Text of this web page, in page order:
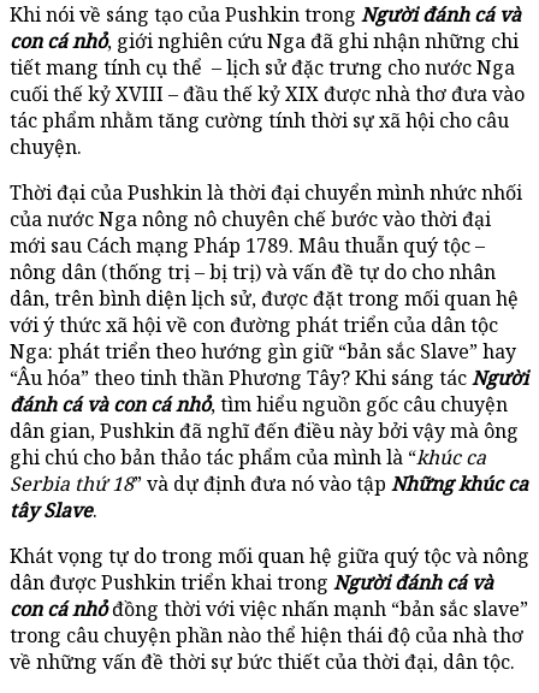
Khi nói về sáng tạo của Pushkin trong Người đánh cá và
con cá nhỏ, giới nghiên cứu Nga đã ghi nhận những chi
tiết mang tính cụ thể – lịch sử đặc trưng cho nước Nga
cuối thế kỷ XVIII – đầu thế kỷ XIX được nhà thơ đưa vào
tác phẩm nhằm tăng cường tính thời sự xã hội cho câu
chuyện.
Thời đại của Pushkin là thời đại chuyển mình nhức nhối
của nước Nga nông nô chuyên chế bước vào thời đại
mới sau Cách mạng Pháp 1789. Mâu thuẫn quý tộc –
nông dân (thống trị – bị trị) và vấn đề tự do cho nhân
dân, trên bình diện lịch sử, được đặt trong mối quan hệ
với ý thức xã hội về con đường phát triển của dân tộc
Nga: phát triển theo hướng gìn giữ “bản sắc Slave” hay
“Âu hóa” theo tinh thần Phương Tây? Khi sáng tácNgười
đánh cá và con cá nhỏ, tìm hiểu nguồn gốc câu chuyện
dân gian, Pushkin đã nghĩ đến điều này bởi vậy mà ông
ghi chú cho bản thảo tác phẩm của mình là “khúc ca
Serbia thứ 18” và dự định đưa nó vào tập Những khúc ca
tây Slave.
Khát vọng tự do trong mối quan hệ giữa quý tộc và nông
dân được Pushkin triển khai trong Người đánh cá và
con cá nhỏđồng thời với việc nhấn mạnh “bản sắc slave”
trong câu chuyện phần nào thể hiện thái độ của nhà thơ
về những vấn đề thời sự bức thiết của thời đại, dân tộc.